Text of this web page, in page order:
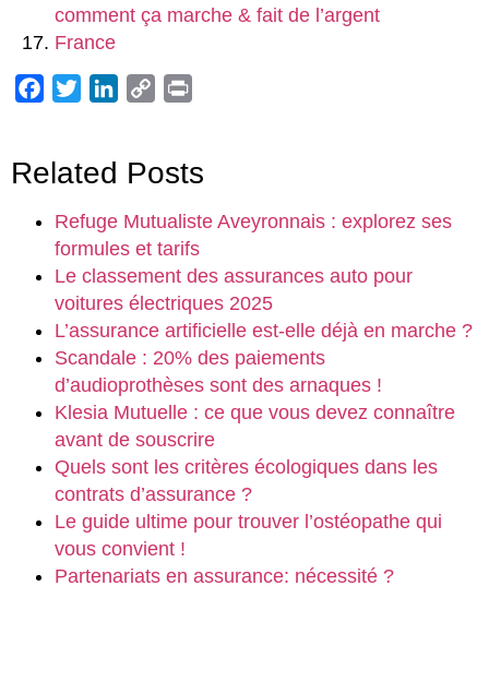
comment ça marche & fait de l’argent
France
Facebook
TwitterLinkedIn
Copy
Related Posts
Refuge Mutualiste Aveyronnais : explorez ses
formules et tarifs
Le classement des assurances auto pour
voitures électriques 2025
L’assurance artificielle est-elle déjà en marche ?
Scandale : 20% des paiements
d’audioprothèses sont des arnaques !
Klesia Mutuelle : ce que vous devez connaître
avant de souscrire
Quels sont les critères écologiques dans les
contrats d’assurance ?
Le guide ultime pour trouver l’ostéopathe qui
vous convient !
Partenariats en assurance: nécessité ?